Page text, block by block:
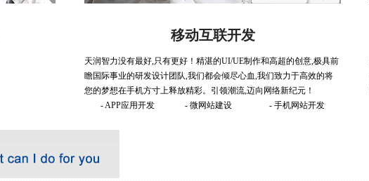
移动互联开发
天润智力没有最好,只有更好！精湛的UI/UE制作和高超的创意,极具前
瞻国际事业的研发设计团队,我们都会倾尽心血,我们致力于高效的将
您的梦想在手机方寸上释放精彩。引领潮流,迈向网络新纪元！
- APP应用开发
- 微网站建设 - 手机网站开发